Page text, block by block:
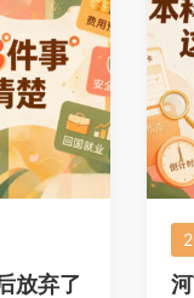
放弃了